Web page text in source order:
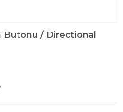
Butonu / Directional